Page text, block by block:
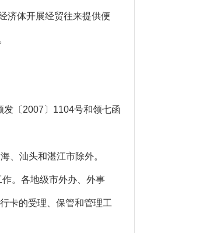
济体开展经贸往来提供便
〔2007〕1104号和领七函
、汕头和湛江市除外。
。各地级市外办、外事
卡的受理、保管和管理工